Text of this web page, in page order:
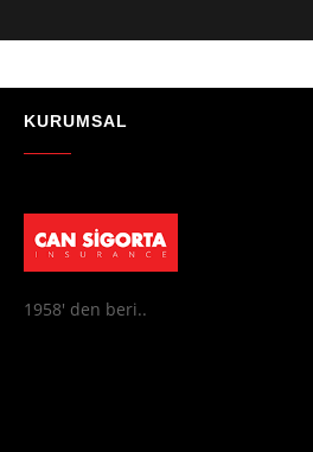
"Absolutelly the best at the TRNC. Highly
KURUMSAL
1958' den beri..